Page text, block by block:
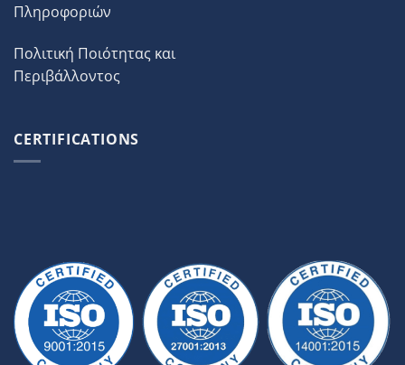
Πληροφοριών
Πολιτική Ποιότητας και
Περιβάλλοντος
CERTIFICATIONS